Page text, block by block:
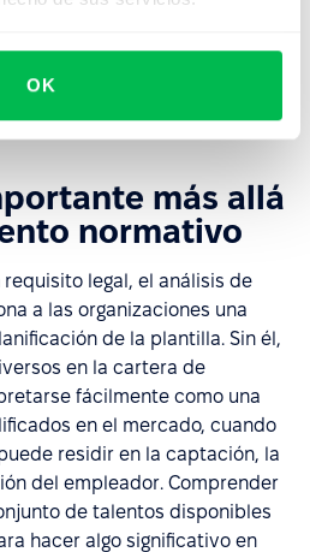
OK
laborales y la
más allá
normativo
requisito legal, el análisis de
a las organizaciones una
de la plantilla. Sin él,
en la cartera de
fácilmente como una
en el mercado, cuando
residir en la captación, la
del empleador. Comprender
de talentos disponibles
hacer algo significativo en